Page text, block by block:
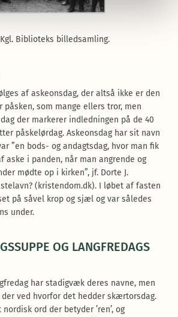
Kgl. Biblioteks billedsamling.
af askeonsdag, der altså ikke er den
påsken, som mange ellers tror, men
der markerer indledningen på de 40
påskelørdag. Askeonsdag har sit navn
”en bods- og andagtsdag, hvor man fik
aske i panden, når man angrende og
mødte op i kirken”, jf. Dorte J.
(kristendom.dk). I løbet af fasten
på såvel krop og sjæl og var således
under.
OG LANGFREDAGS
har stadigvæk deres navne, men
ved hvorfor det hedder skærtorsdag.
ord der betyder ’ren’, og